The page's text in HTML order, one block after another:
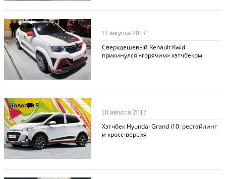
Новости7
Сверхдешевый Renault Kwid
прикинулся «горячим» хэтчбеком
11 августа 2017
Новости9
Хэтчбек Hyundai Grand i10: рестайлинг
и кросс-версия
10 августа 2017